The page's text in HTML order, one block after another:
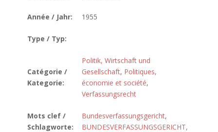
Année / Jahr: 1955
Type / Typ:
Catégorie /
Kategorie:
Politik, Wirtschaft und
Gesellschaft, Politiques,
économie et société,
Verfassungsrecht
Mots clef /
Schlagworte:
Bundesverfassungsgericht,
BUNDESVERFASSUNGSGERICHT,